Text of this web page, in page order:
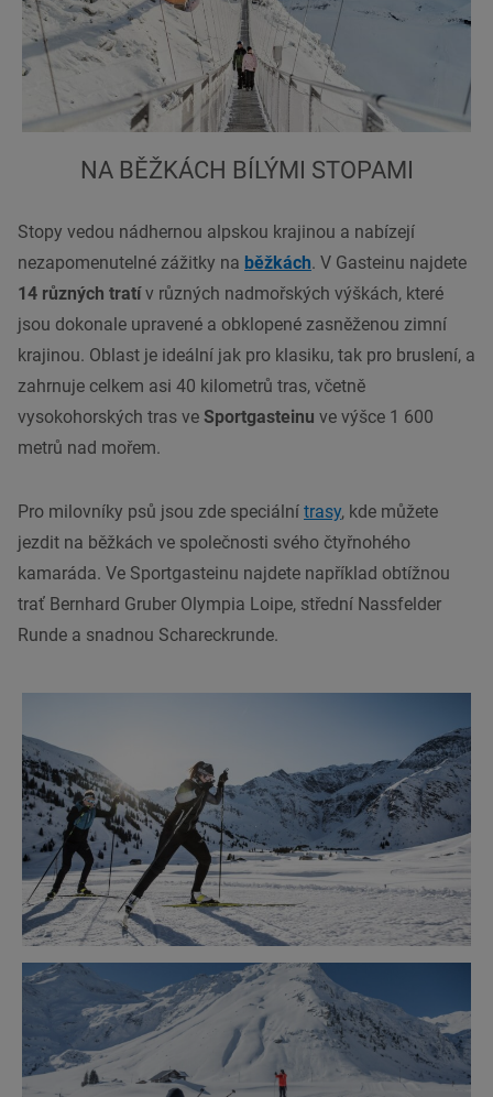
NA BĚŽKÁCH BÍLÝMI STOPAMI
Stopy vedou nádhernou alpskou krajinou a nabízejí
nezapomenutelné zážitky na běžkách. V Gasteinu najdete
14 různých tratív různých nadmořských výškách, které
jsou dokonale upravené a obklopené zasněženou zimní
krajinou. Oblast je ideální jak pro klasiku, tak pro bruslení, a
zahrnuje celkem asi 40 kilometrů tras, včetně
vysokohorských tras ve Sportgasteinu ve výšce 1 600
metrů nad mořem.
Pro milovníky psů jsou zde speciální trasy, kde můžete
jezdit na běžkách ve společnosti svého čtyřnohého
kamaráda. Ve Sportgasteinu najdete například obtížnou
trať Bernhard Gruber Olympia Loipe, střední Nassfelder
Runde a snadnou Schareckrunde.